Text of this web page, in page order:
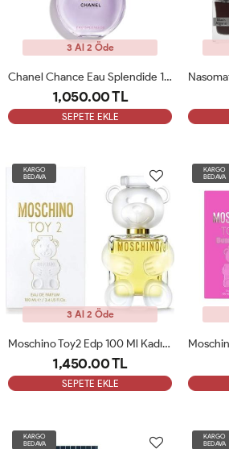
3 Al 2 Öde
Chanel Chance Eau Splendide 100 Ml Kadin Tester Parfüm
1,050.00 TL
SEPETE EKLE
KARGO
BEDAVA
3 Al 2 Öde
Moschino Toy2 Edp 100 Ml Kadın Parfümü ARC
1,450.00 TL
SEPETE EKLE
KARGO
BEDAVA
KARGO
BEDAVA
KARGO
BEDAVA